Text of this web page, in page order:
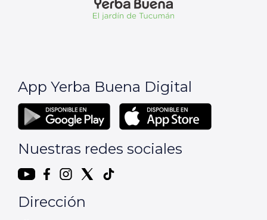
App Yerba Buena Digital
Nuestras redes sociales
Dirección